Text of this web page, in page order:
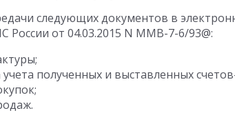
следующих документов в
России от 04.03.2015 N ММВ-7-6/93@:
полученных и выставленных